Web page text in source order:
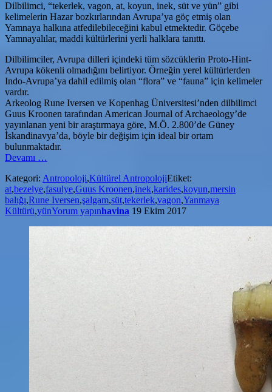
Dilbilimci, “tekerlek, vagon, at, koyun, inek, süt ve yün” gibi
kelimelerin Hazar bozkırlarından Avrupa’ya göç etmiş olan
Yamnaya halkına atfedilebileceğini kabul etmektedir. Göçebe
Yamnayalılar, maddi kültürlerini yerli halklara tanıttı.
Dilbilimciler, Avrupa dilleri içindeki tüm sözcüklerin Proto-Hint-
Avrupa kökenli olmadığını belirtiyor. Örneğin yerel kültürlerden
Indo-Avrupa’ya dahil edilmiş olan “flora” ve “fauna” için kelimeler
vardır.
Arkeolog Rune Iversen ve Kopenhag Üniversitesi’nden dilbilimci
Guus Kroonen tarafından American Journal of Archaeology’de
yayınlanan yeni bir araştırmaya göre, M.Ö. 2.800’de Güney
İskandinavya’da, böyle bir değişim için ideal bir ortam
bulunmaktadır.
Devamı
İskandinavya’ya
Yerleşen
Terminoloji
…
Kategori: Antropoloji,Kültürel AntropolojiEtiket:
at,bezelye,fasulye,Guus Kroonen,inek,karides,koyun,mersin
balığı,Rune Iversen,şalgam,süt,tekerlek,vagon,Yanmaya
Kültürü,yünYorum yapınhavina 19 Ekim 2017